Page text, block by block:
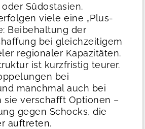
Südostasien.
viele eine „Plus-
Beibehaltung der
bei gleichzeitigem
regionaler Kapazitäten.
ist kurzfristig teurer.
bei
manchmal auch bei
sie verschafft Optionen –
gegen Schocks, die
auftreten.